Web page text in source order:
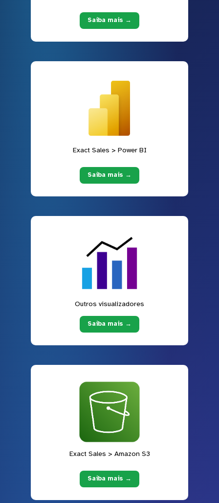
Saiba mais →
Exact Sales > Power BI
Saiba mais →
Outros visualizadores
Saiba mais →
Exact Sales > Amazon S3
Saiba mais →